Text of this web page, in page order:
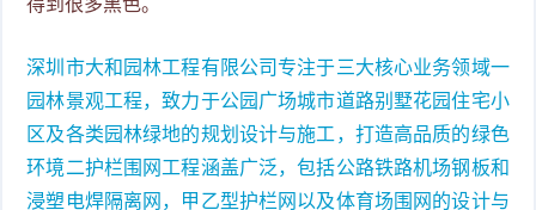
深圳市大和园林工程有限公司专注于三大核心业务领域一
园林景观工程，致力于公园广场城市道路别墅花园住宅小
区及各类园林绿地的规划设计与施工，打造高品质的绿色
环境二护栏围网工程涵盖广泛，包括公路铁路机场钢板和
浸塑电焊隔离网，甲乙型护栏网以及体育场围网的设计与